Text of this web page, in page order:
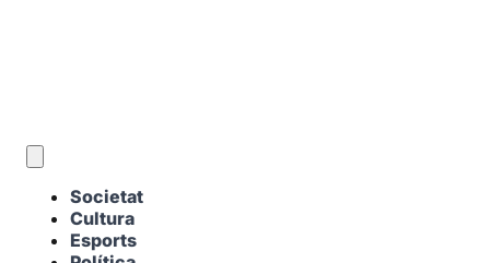
Societat
Cultura
Esports